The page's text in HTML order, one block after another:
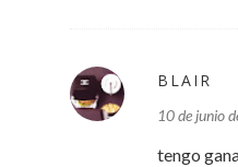
BLAIR
10 de junio
tengo